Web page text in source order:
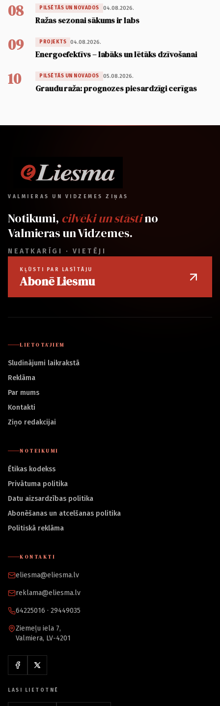
08 PILSĒTĀS UN NOVADOS 04.08.2026.
Ražas sezonai sākums ir labs
09 PROJEKTS 04.08.2026.
Energoefektīvs – labāks un lētāks dzīvošanai
10 PILSĒTĀS UN NOVADOS 05.08.2026.
Graudu raža: prognozes piesardzīgi cerīgas
VALMIERAS UN VIDZEMES ZIŅAS
Notikumi, cilvēki un stāstino
Valmieras un Vidzemes.
NEATKARĪGI · VIETĒJI
KĻŪSTI PAR LASĪTĀJU
Abonē Liesmu
LIETOTĀJIEM
Sludinājumi laikrakstā
Reklāma
Par mums
Kontakti
Ziņo redakcijai
NOTEIKUMI
Ētikas kodekss
Privātuma politika
Datu aizsardzības politika
Abonēšanas un atcelšanas politika
Politiskā reklāma
KONTAKTI
eliesma@eliesma.lv
reklama@eliesma.lv
64225016 · 29449035
Ziemeļu iela 7,
Valmiera, LV-4201
LASI LIETOTNĒ